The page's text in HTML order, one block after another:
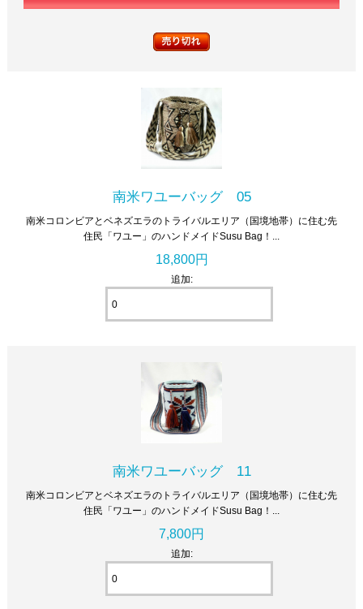
南米ワユーバッグ 05
南米コロンビアとベネズエラのトライバルエリア（国境地帯）に住む先
住民「ワユー」のハンドメイドSusu Bag！...
18,800円
追加:
南米ワユーバッグ 11
南米コロンビアとベネズエラのトライバルエリア（国境地帯）に住む先
住民「ワユー」のハンドメイドSusu Bag！...
7,800円
追加: